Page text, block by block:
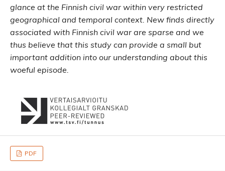
glance at the Finnish civil war within very restricted
geographical and temporal context. New finds directly
associated with Finnish civil war are sparse and we
thus believe that this study can provide a small but
important addition into our understanding about this
woeful episode.
PDF